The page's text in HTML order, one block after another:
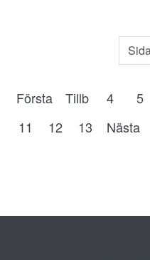
Första Tillb 4 5
11
12 13 Nästa